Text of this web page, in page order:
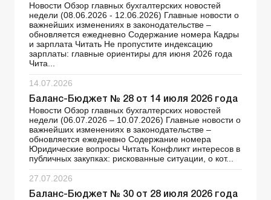
Новости Обзор главных бухгалтерских новостей
недели (08.06.2026 - 12.06.2026) Главные новости о
важнейших изменениях в законодательстве –
обновляется ежедневно Содержание номера Кадры
и зарплата Читать Не пропустите индексацию
зарплаты: главные ориентиры для июня 2026 года
Чита...
14.07.2026
Баланс-Бюджет № 28 от 14 июля 2026 года
Новости Обзор главных бухгалтерских новостей
недели (06.07.2026 – 10.07.2026) Главные новости о
важнейших изменениях в законодательстве –
обновляется ежедневно Содержание номера
Юридические вопросы Читать Конфликт интересов в
публичных закупках: рискованные ситуации, о кот...
27.07.2026
Баланс-Бюджет № 30 от 28 июля 2026 года